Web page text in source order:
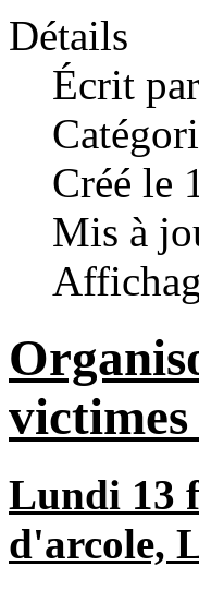
Détails
Écrit par
Créé le
Mis à
Lundi 13
d'arcole,